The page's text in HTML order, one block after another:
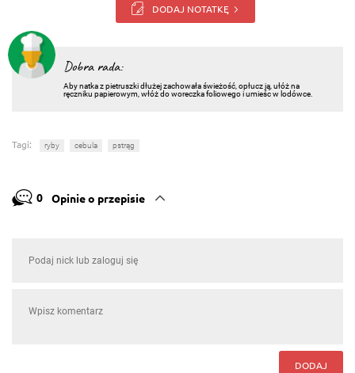
DODAJ NOTATKĘ
Dobra rada:
Aby natka z pietruszki dłużej zachowała świeżość, opłucz ją, ułóż na
ręczniku papierowym, włóż do woreczka foliowego i umieśc w lodówce.
Tagi: ryby cebula pstrąg
0 Opinie o przepisie
DODAJ